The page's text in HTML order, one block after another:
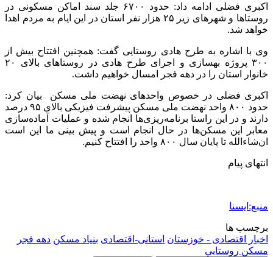
اکبری فضلی ادامه داد: حدود ۶۷۰۰ جلد سند اماکن مسکونی در
روستاها و شهرهای زیر ۲۵ هزار نفر استان در این ایام به مردم اهدا
خواهد شد.
وی با اشاره به طرح هادی روستایی گفت: همچنین افتتاح بیش از
۳۰۰ پروژه بهسازی و اجرای طرح هادی در روستاهای بالای ۲۰
خانوار استان را در دهه فجر امسال خواهیم داشت.
اکبری فضلی در خصوص واحدهای نهضت ملی مسکن بیان کرد:
حدود ۸۰۰ واحد نهضت ملی مسکن پیشرفت فیزیکی بالای ۹۵ درصد
دارند و در این راستا برنامه‌ریزی‌ها انجام شده و عملیات آماده‌سازی
معابر این مسکن‌ها در حال انجام است و پیش بینی ما این است
ان‌شاءالله تا پایان سال ۸۰۰ واحد را افتتاح کنیم.
انتهای پیام
منبع:ایسنا
برچسب ها
اخبار اقتصادی - خوزستان استانی-اقتصادی بنیاد مسکن دهه فجر
مسكن روستايي